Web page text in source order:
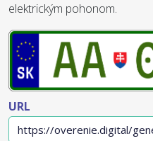
elektrickým pohonom.
URL